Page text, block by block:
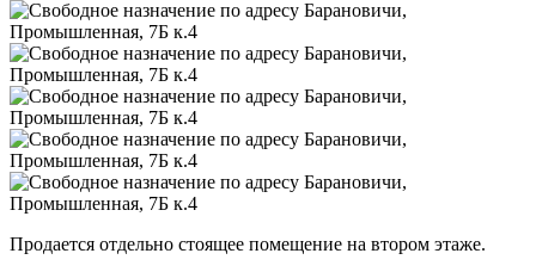
Продается отдельно стоящее помещение на втором этаже.